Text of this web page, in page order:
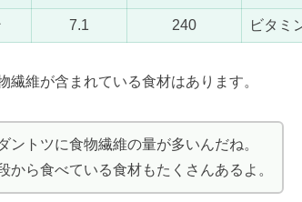
7.1 240 ビタミ
繊維が含まれている食材はあります。
ントツに食物繊維の量が多いんだね。
から食べている食材もたくさんあるよ。